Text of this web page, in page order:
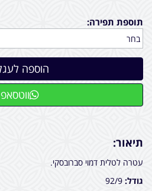
תוספת תפירה:
ווטסאפ
תיאור:
עטרה לטלית דמוי סברובסקי.
גודל: